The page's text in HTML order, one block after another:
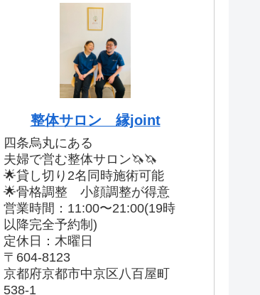
整体サロン 縁joint
四条烏丸にある
夫婦で営む整体サロン🦄🦄
🌟貸し切り2名同時施術可能
🌟骨格調整 小顔調整が得意
営業時間：11:00〜21:00(19時
以降完全予約制)
定休日：木曜日
〒604-8123
京都府京都市中京区八百屋町
538-1